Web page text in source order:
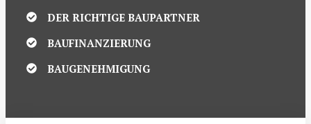
DER RICHTIGE BAUPARTNER
BAUFINANZIERUNG
BAUGENEHMIGUNG